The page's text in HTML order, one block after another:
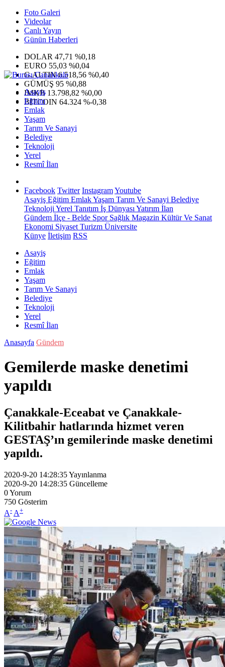
Foto Galeri
Videolar
Canlı Yayın
Günün Haberleri
DOLAR 47,71 %0,18
EURO 55,03 %0,04
G.ALTIN6.518,56 %0,40
GÜMÜŞ 95 %0,88
IMKB 13.798,82 %0,00
BITCOIN 64.324 %-0,38
Asayiş
Eğitim
Emlak
Yaşam
Tarım Ve Sanayi
Belediye
Teknoloji
Yerel
Resmî İlan
Facebook Twitter InstagramYoutube
Asayiş Eğitim EmlakYaşam Tarım Ve Sanayi Belediye
Teknoloji Yerel Tanıtım İş Dünyası Yatırım İlan
Gündem İlçe - Belde SporSağlık Magazin Kültür Ve Sanat
Ekonomi Siyaset Turizm Üniversite
Künye İletişim RSS
Asayiş
Eğitim
Emlak
Yaşam
Tarım Ve Sanayi
Belediye
Teknoloji
Yerel
Resmî İlan
Anasayfa Gündem
Gemilerde maske denetimi
yapıldı
Çanakkale-Eceabat ve Çanakkale-
Kilitbahir hatlarında hizmet veren
GESTAŞ’ın gemilerinde maske denetimi
yapıldı.
2020-9-20 14:28:35Yayınlanma
2020-9-20 14:28:35 Güncelleme
0Yorum
750 Gösterim
A- A+